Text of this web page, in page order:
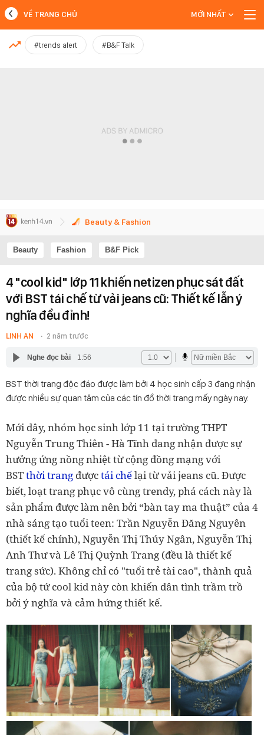
MỚI NHẤT
VỀ TRANG CHỦ MỚI NHẤT
#trends alert #B&F Talk
Beauty & Fashion
Beauty Fashion B&F Pick
4 "cool kid" lớp 11 khiến netizen phục sát đất
với BST tái chế từ vải jeans cũ: Thiết kế lẫn ý
nghĩa đều đỉnh!
LINH AN 2 năm trước
Nghe đọc bài 1:56
BST thời trang độc đáo được làm bởi 4 học sinh cấp 3 đang nhận
được nhiều sự quan tâm của các tín đồ thời trang mấy ngày nay.
Mới đây, nhóm học sinh lớp 11 tại trường THPT
Nguyễn Trung Thiên - Hà Tĩnh đang nhận được sự
hưởng ứng nồng nhiệt từ cộng đồng mạng với
BSTthời trang đượctái chếlại từ vải jeans cũ. Được
biết, loạt trang phục vô cùng trendy, phá cách này là
sản phẩm được làm nên bởi “bàn tay ma thuật” của 4
nhà sáng tạo tuổi teen: Trần Nguyễn Đăng Nguyên
(thiết kế chính), Nguyễn Thị Thúy Ngân, Nguyễn Thị
Anh Thư và Lê Thị Quỳnh Trang (đều là thiết kế
trang sức). Không chỉ có "tuổi trẻ tài cao", thành quả
của bộ tứ cool kid này còn khiến dân tình trầm trồ
bởi ý nghĩa và cảm hứng thiết kế.